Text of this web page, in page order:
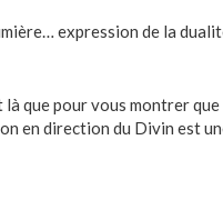
expression de la
là que pour vous montrer
en direction du Divin est